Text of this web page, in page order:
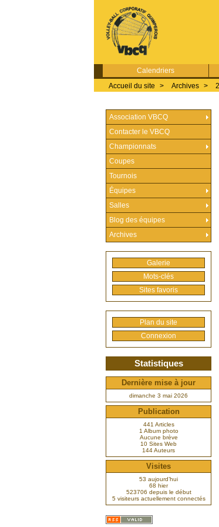
Calendriers
Accueil du site > Archives >
Association VBCQ
Contacter le VBCQ
Championnats
Coupes
Tournois
Équipes
Salles
Blog des équipes
Archives
Galerie
Mots-clés
Sites favoris
Plan du site
Connexion
Statistiques
Dernière mise à jour
dimanche 3 mai 2026
Publication
441 Articles
1 Album photo
Aucune brève
10 Sites Web
144 Auteurs
Visites
53 aujourd’hui
68 hier
523706 depuis le début
5 visiteurs actuellement connectés